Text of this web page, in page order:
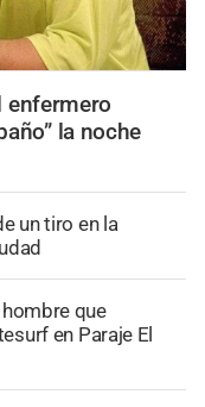
enfermero
la noche
un tiro en la
que
en Paraje El